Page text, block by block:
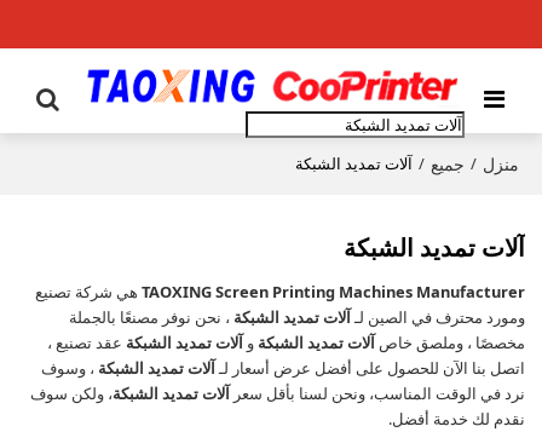
منزل / جميع / آلات تمديد الشبكة
آلات تمديد الشبكة
TAOXING Screen Printing Machines Manufacturer هي شركة تصنيع
ومورد محترف في الصين لـآلات تمديد الشبكة ، نحن نوفر مصنعًا بالجملة
مخصصًا ، وملصق خاصآلات تمديد الشبكة وآلات تمديد الشبكة عقد تصنيع ،
اتصل بنا الآن للحصول على أفضل عرض أسعار لـآلات تمديد الشبكة ، وسوف
نرد في الوقت المناسب، ونحن لسنا بأقل سعرآلات تمديد الشبكة، ولكن سوف
نقدم لك خدمة أفضل.